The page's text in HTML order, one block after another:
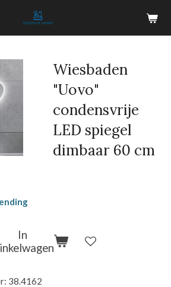
Wiesbaden
"Uovo"
condensvrije
LED spiegel
dimbaar 60 cm
In
38.4162